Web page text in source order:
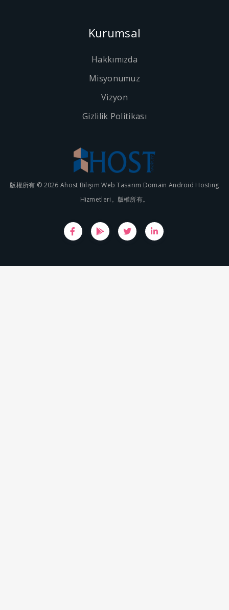
Kurumsal
Hakkımızda
Misyonumuz
Vizyon
Gizlilik Politikası
版權所有 © 2026 Ahost Bilişim Web Tasarım Domain Android Hosting
Hizmetleri。版權所有。